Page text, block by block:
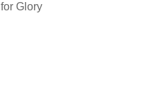
for Glory